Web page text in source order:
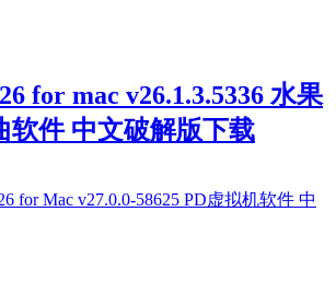
for mac v26.1.3.5336 水果
软件 中文破解版下载